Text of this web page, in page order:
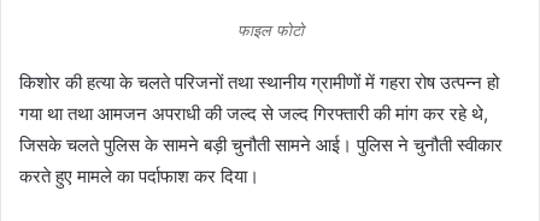
फाइल फोटो
किशोर की हत्या के चलते परिजनों तथा स्थानीय ग्रामीणों में गहरा रोष उत्पन्न हो
गया था तथा आमजन अपराधी की जल्द से जल्द गिरफ्तारी की मांग कर रहे थे,
जिसके चलते पुलिस के सामने बड़ी चुनौती सामने आई। पुलिस ने चुनौती स्वीकार
करते हुए मामले का पर्दाफाश कर दिया।